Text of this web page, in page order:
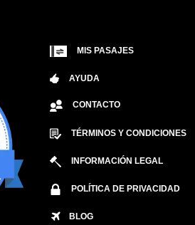
MIS PASAJES
AYUDA
CONTACTO
TÉRMINOS Y CONDICIONES
INFORMACIÓN LEGAL
POLÍTICA DE PRIVACIDAD
BLOG